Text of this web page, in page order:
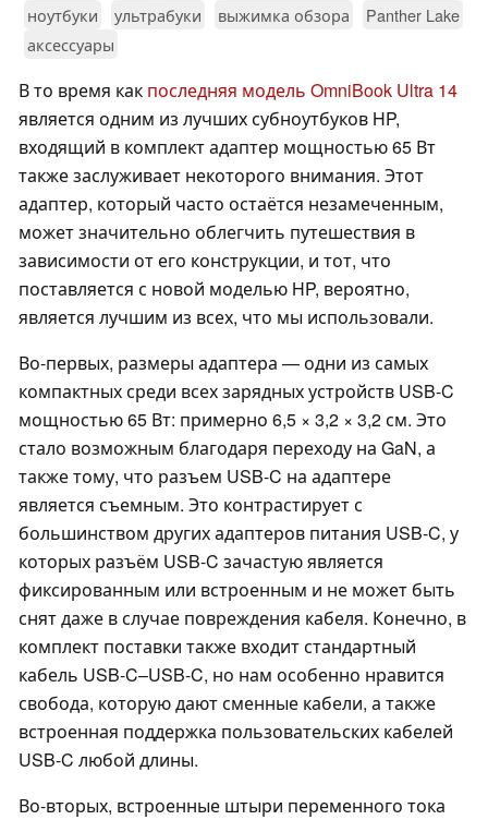
ноутбуки ультрабуки выжимка обзора
Panther Lake
аксессуары
В то время как последняя модель OmniBook Ultra 14
является одним из лучших субноутбуков HP,
входящий в комплект адаптер мощностью 65 Вт
также заслуживает некоторого внимания. Этот
адаптер, который часто остаётся незамеченным,
может значительно облегчить путешествия в
зависимости от его конструкции, и тот, что
поставляется с новой моделью HP, вероятно,
является лучшим из всех, что мы использовали.
Во-первых, размеры адаптера — одни из самых
компактных среди всех зарядных устройств USB-C
мощностью 65 Вт: примерно 6,5 × 3,2 × 3,2 см. Это
стало возможным благодаря переходу на GaN, а
также тому, что разъем USB-C на адаптере
является съемным. Это контрастирует с
большинством других адаптеров питания USB-C, у
которых разъём USB-C зачастую является
фиксированным или встроенным и не может быть
снят даже в случае повреждения кабеля. Конечно, в
комплект поставки также входит стандартный
кабель USB-C–USB-C, но нам особенно нравится
свобода, которую дают сменные кабели, а также
встроенная поддержка пользовательских кабелей
USB-C любой длины.
Во-вторых, встроенные штыри переменного тока